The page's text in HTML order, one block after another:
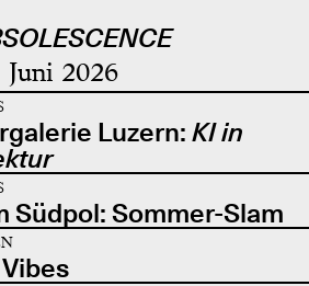
Juni 2026
Luzern: KI in
Südpol: Sommer-Slam